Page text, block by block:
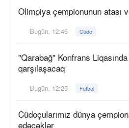
Olimpiya çempionunun atası
Bugün, 12:46 Cüdo
"Qarabağ" Konfrans
qarşılaşacaq
Bugün, 12:25 Futbol
Cüdoçularımız dünya
edəcəklər